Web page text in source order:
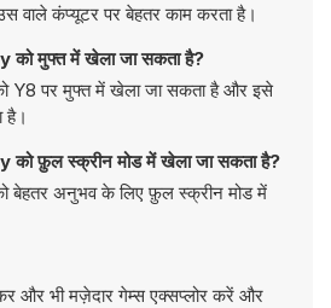
वाले कंप्यूटर पर बेहतर काम करता है।
मुफ्त में खेला जा सकता है?
Y8 पर मुफ्त में खेला जा सकता है और इसे
है।
फ़ुल स्क्रीन मोड में खेला जा सकता है?
बेहतर अनुभव के लिए फ़ुल स्क्रीन मोड में
और भी मज़ेदार गेम्स एक्सप्लोर करें और